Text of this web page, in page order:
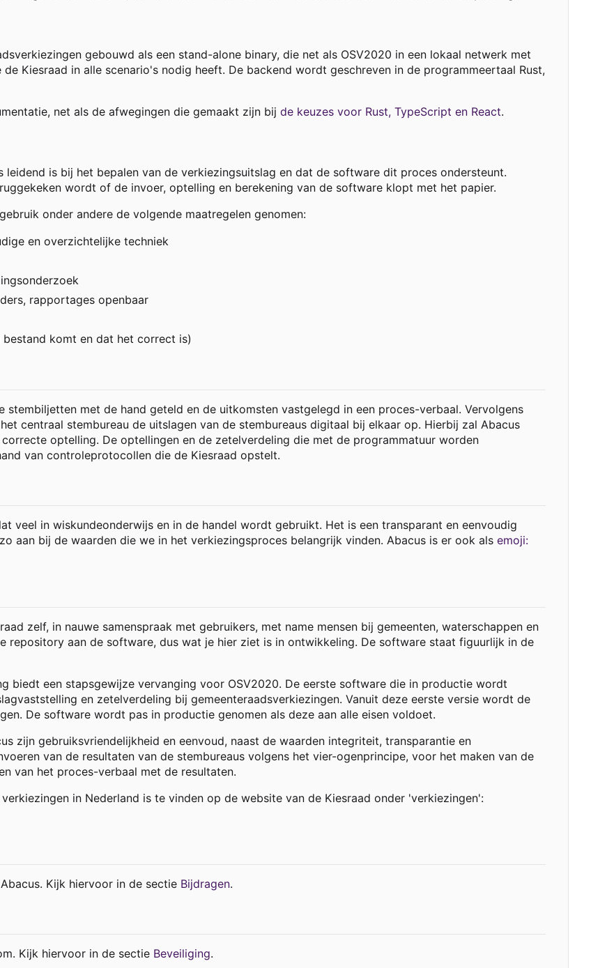
gebouwd als een stand-alone binary, die net als OSV2020 in een lokaal netwerk met
Kiesraad in alle scenario's nodig heeft. De backend wordt geschreven in de programmeertaal Rust,
net als de afwegingen die gemaakt zijn bij de keuzes voor Rust, TypeScript en React.
is bij het bepalen van de verkiezingsuitslag en dat de software dit proces ondersteunt.
wordt of de invoer, optelling en berekening van de software klopt met het papier.
onder andere de volgende maatregelen genomen:
en overzichtelijke techniek
rapportages openbaar
komt en dat het correct is)
met de hand geteld en de uitkomsten vastgelegd in een proces-verbaal. Vervolgens
centraal stembureau de uitslagen van de stembureaus digitaal bij elkaar op. Hierbij zal Abacus
optelling. De optellingen en de zetelverdeling die met de programmatuur worden
van controleprotocollen die de Kiesraad opstelt.
veel in wiskundeonderwijs en in de handel wordt gebruikt. Het is een transparant en eenvoudig
aan bij de waarden die we in het verkiezingsproces belangrijk vinden. Abacus is er ook als emoji:
zelf, in nauwe samenspraak met gebruikers, met name mensen bij gemeenten, waterschappen en
repository aan de software, dus wat je hier ziet is in ontwikkeling. De software staat figuurlijk in de
biedt een stapsgewijze vervanging voor OSV2020. De eerste software die in productie wordt
en zetelverdeling bij gemeenteraadsverkiezingen. Vanuit deze eerste versie wordt de
De software wordt pas in productie genomen als deze aan alle eisen voldoet.
zijn gebruiksvriendelijkheid en eenvoud, naast de waarden integriteit, transparantie en
van de resultaten van de stembureaus volgens het vier-ogenprincipe, voor het maken van de
van het proces-verbaal met de resultaten.
in Nederland is te vinden op de website van de Kiesraad onder 'verkiezingen':
Kijk hiervoor in de sectie Bijdragen.
Kijk hiervoor in de sectie Beveiliging.